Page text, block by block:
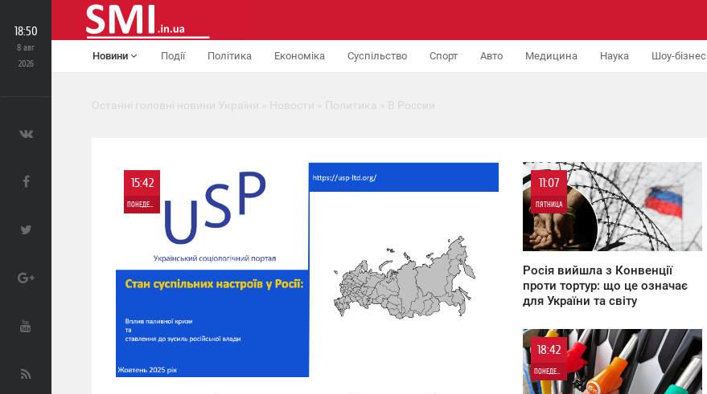
Новини Події Політика Економіка Суспільство Спорт Авто Медицина Наука Шоу-бізнес
18:50
8 авг
2026
Останні головні новини України Новости Политика » В России
15:42
ПОНЕДЕЛЬНИК
11:07
ПЯТНИЦА
0
Росія вийшла з Конвенції
проти тортур: що це означає
для України та світу
18:42